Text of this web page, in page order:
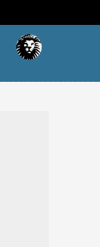
más espectaculares